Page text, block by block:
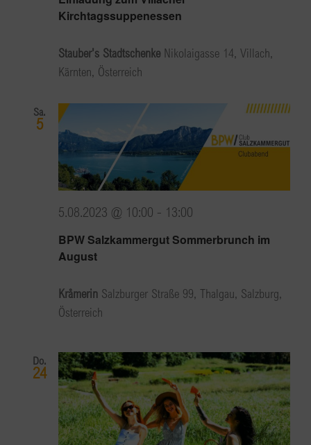
Kirchtagssuppenessen
Stauber's Stadtschenke Nikolaigasse 14, Villach,
Kärnten, Österreich
Sa.
5
BPW Salzkammergut Sommerbrunch im
August
5.08.2023 @ 10:00 - 13:00
Kråmerin Salzburger Straße 99, Thalgau, Salzburg,
Österreich
Do.
24